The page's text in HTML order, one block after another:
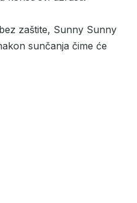
zaštite, Sunny Sunny
sunčanja čime će